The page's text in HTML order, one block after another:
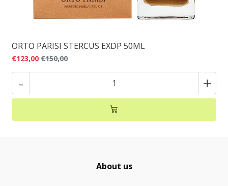
ORTO PARISI STERCUS EXDP 50ML
€123,00 €150,00
- +
About us